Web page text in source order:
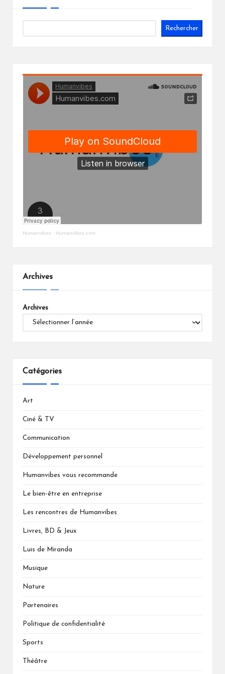
Rechercher
Humanvibes · Humanvibes.com
Archives
Archives
Catégories
Art
Ciné & TV
Communication
Développement personnel
Humanvibes vous recommande
Le bien-être en entreprise
Les rencontres de Humanvibes
Livres, BD & Jeux
Luis de Miranda
Musique
Nature
Partenaires
Politique de confidentialité
Sports
Théâtre